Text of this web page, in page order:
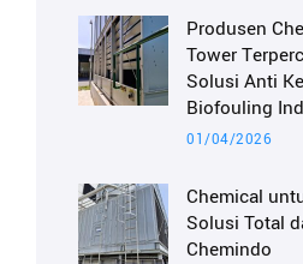
Produsen
Tower
Solusi Anti
Biofouling
01/04/2026
Chemical
Solusi Total
Chemindo